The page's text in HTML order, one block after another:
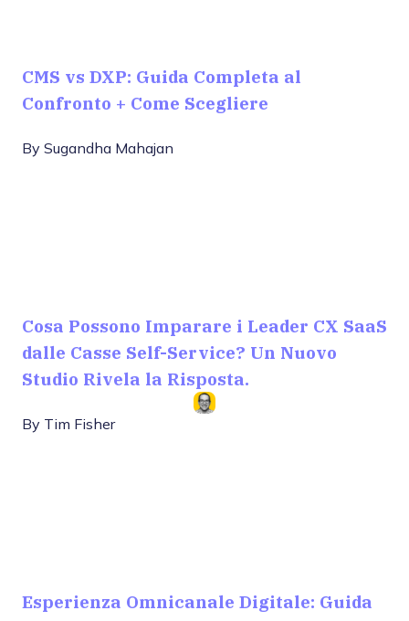
CMS vs DXP: Guida Completa al
Confronto + Come Scegliere
By Sugandha Mahajan
Cosa Possono Imparare i Leader CX SaaS
dalle Casse Self-Service? Un Nuovo
Studio Rivela la Risposta.
By Tim Fisher
Esperienza Omnicanale Digitale: Guida